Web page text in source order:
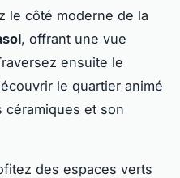
le côté moderne de la
, offrant une vue
ensuite le
le quartier animé
céramiques et son
des espaces verts